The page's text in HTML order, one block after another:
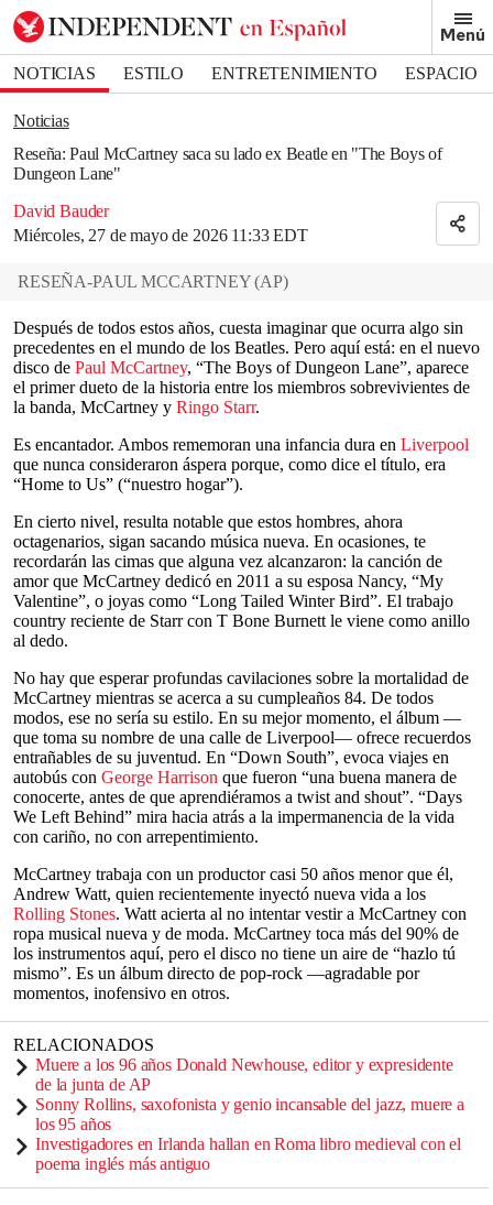
Menú
NOTICIAS ESTILO ENTRETENIMIENTO
ESPACIO
DEPORTES
Noticias
Reseña: Paul McCartney saca su lado ex Beatle en "The Boys of
Dungeon Lane"
David Bauder
Miércoles, 27 de mayo de 2026 11:33 EDT
Bookmark popover
Removed from bookmarks
Close popover
RESEÑA-PAUL MCCARTNEY (AP)
Después de todos estos años, cuesta imaginar que ocurra algo sin
precedentes en el mundo de los Beatles. Pero aquí está: en el nuevo
disco de Paul McCartney, “The Boys of Dungeon Lane”, aparece
el primer dueto de la historia entre los miembros sobrevivientes de
la banda, McCartney y Ringo Starr.
Es encantador. Ambos rememoran una infancia dura en Liverpool
que nunca consideraron áspera porque, como dice el título, era
“Home to Us” (“nuestro hogar”).
En cierto nivel, resulta notable que estos hombres, ahora
octagenarios, sigan sacando música nueva. En ocasiones, te
recordarán las cimas que alguna vez alcanzaron: la canción de
amor que McCartney dedicó en 2011 a su esposa Nancy, “My
Valentine”, o joyas como “Long Tailed Winter Bird”. El trabajo
country reciente de Starr con T Bone Burnett le viene como anillo
al dedo.
No hay que esperar profundas cavilaciones sobre la mortalidad de
McCartney mientras se acerca a su cumpleaños 84. De todos
modos, ese no sería su estilo. En su mejor momento, el álbum —
que toma su nombre de una calle de Liverpool— ofrece recuerdos
entrañables de su juventud. En “Down South”, evoca viajes en
autobús con George Harrison que fueron “una buena manera de
conocerte, antes de que aprendiéramos a twist and shout”. “Days
We Left Behind” mira hacia atrás a la impermanencia de la vida
con cariño, no con arrepentimiento.
McCartney trabaja con un productor casi 50 años menor que él,
Andrew Watt, quien recientemente inyectó nueva vida a los
Rolling Stones. Watt acierta al no intentar vestir a McCartney con
ropa musical nueva y de moda. McCartney toca más del 90% de
los instrumentos aquí, pero el disco no tiene un aire de “hazlo tú
mismo”. Es un álbum directo de pop-rock —agradable por
momentos, inofensivo en otros.
RELACIONADOS
Muere a los 96 años Donald Newhouse, editor y expresidente
de la junta de AP
Sonny Rollins, saxofonista y genio incansable del jazz, muere a
los 95 años
Investigadores en Irlanda hallan en Roma libro medieval con el
poema inglés más antiguo